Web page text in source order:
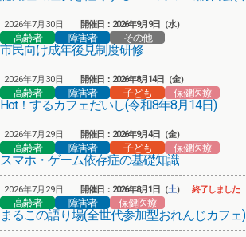
2026年7月30日
高齢者 障害者 その他
市民向け成年後見制度研修
開催日：2026年9月9日（水）
2026年7月30日
高齢者 障害者 子ども 保健医療
Hot！するカフェだいし(令和8年8月14日)
開催日：2026年8月14日（金）
2026年7月29日
高齢者 障害者 子ども 保健医療
スマホ・ゲーム依存症の基礎知識
開催日：2026年9月4日（金）
2026年7月29日
高齢者 障害者 保健医療
まるこの語り場(全世代参加型おれんじカフェ)
開催日：2026年8月1日（土） 終了しました